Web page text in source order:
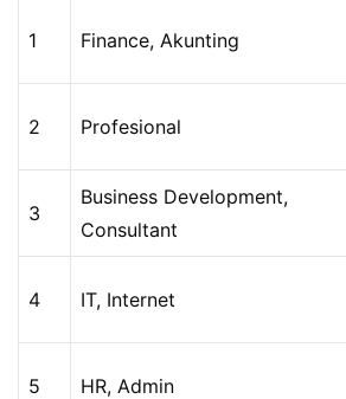
1 Finance, Akunting
2 Profesional
3
Business Development,
Consultant
4 IT, Internet
5 HR, Admin